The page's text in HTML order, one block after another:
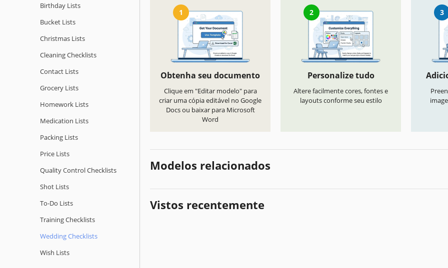
Birthday Lists
Bucket Lists
Christmas Lists
Cleaning Checklists
Contact Lists
Grocery Lists
Homework Lists
Medication Lists
Packing Lists
Price Lists
Quality Сontrol Checklists
Shot Lists
To-Do Lists
Training Checklists
Wedding Checklists
Wish Lists
1
Obtenha seu documento
Clique em "Editar modelo" para
criar uma cópia editável no Google
Docs ou baixar para Microsoft
Word
2
Personalize tudo
Altere facilmente cores, fontes e
layouts conforme seu estilo
3
Modelos relacionados
Vistos recentemente